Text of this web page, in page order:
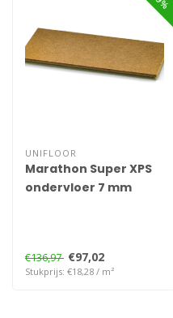
UNIFLOOR
Marathon Super XPS
ondervloer 7 mm
€136,97 €97,02
Stukprijs: €18,28 / m²